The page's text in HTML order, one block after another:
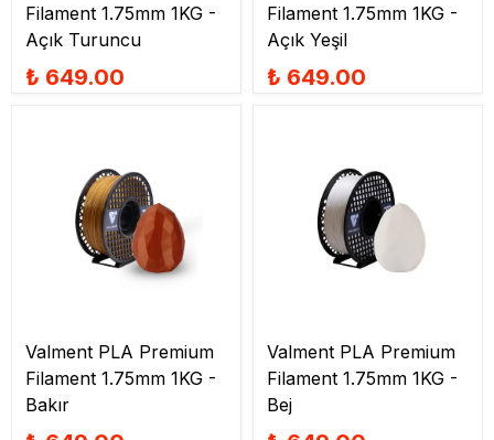
Filament 1.75mm 1KG -
Açık Turuncu
₺ 649.00
Filament 1.75mm 1KG -
Açık Yeşil
₺ 649.00
Valment PLA Premium
Filament 1.75mm 1KG -
Bakır
Valment PLA Premium
Filament 1.75mm 1KG -
Bej